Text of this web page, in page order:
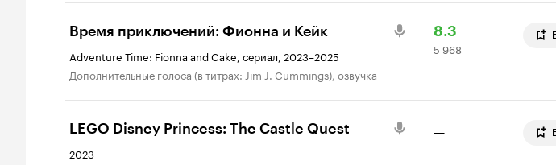
Время приключений: Фионна и Кейк
Adventure Time: Fionna and Cake, сериал, 2023–2025
дополнительные голоса (в титрах: Jim J. Cummings), озвучка
Рейтинг
Кинопоиска
8.3
5
968
5 968
LEGO Disney Princess: The Castle Quest
2023
—